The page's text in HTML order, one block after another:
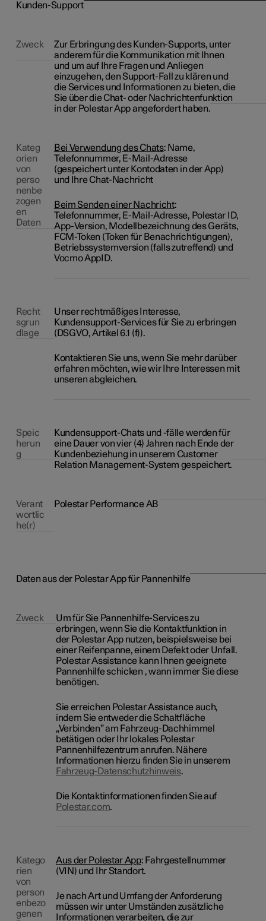
Kunden-Support
Zweck
Zur Erbringung des Kunden-Supports, unter
anderem für die Kommunikation mit Ihnen
und um auf Ihre Fragen und Anliegen
einzugehen, den Support-Fall zu klären und
die Services und Informationen zu bieten, die
Sie über die Chat- oder Nachrichtenfunktion
in der Polestar App angefordert haben.
Kateg
orien
von
perso
nenbe
zogen
en
Daten
Bei Verwendung des Chats: Name,
Telefonnummer, E-Mail-Adresse
(gespeichert unter Kontodaten in der App)
und Ihre Chat-Nachricht
Beim Senden einer Nachricht:
Telefonnummer, E-Mail-Adresse, Polestar ID,
App-Version, Modellbezeichnung des Geräts,
FCM-Token (Token für Benachrichtigungen),
Betriebssystemversion (falls zutreffend) und
Vocmo AppID.
Recht
sgrun
dlage
Unser rechtmäßiges Interesse,
Kundensupport-Services für Sie zu erbringen
(DSGVO, Artikel 6.1 (f)).
Kontaktieren Sie uns, wenn Sie mehr darüber
erfahren möchten, wie wir Ihre Interessen mit
unseren abgleichen.
Speic
herun
g
Kundensupport-Chats und -fälle werden für
eine Dauer von vier (4) Jahren nach Ende der
Kundenbeziehung in unserem Customer
Relation Management-System gespeichert.
Verant
wortlic
he(r)
Polestar Performance AB
Daten aus der Polestar App für Pannenhilfe
Zweck
Um für Sie Pannenhilfe-Services zu
erbringen, wenn Sie die Kontaktfunktion in
der Polestar App nutzen, beispielsweise bei
einer Reifenpanne, einem Defekt oder Unfall.
Polestar Assistance kann Ihnen geeignete
Pannenhilfe schicken , wann immer Sie diese
benötigen.
Sie erreichen Polestar Assistance auch,
indem Sie entweder die Schaltfläche
„Verbinden” am Fahrzeug-Dachhimmel
betätigen oder Ihr lokales Polestar
Pannenhilfezentrum anrufen. Nähere
Informationen hierzu finden Sie in unserem
Fahrzeug-Datenschutzhinweis.
Die Kontaktinformationen finden Sie auf
Polestar.com.
Katego
rien
von
person
enbezo
genen
Aus der Polestar App: Fahrgestellnummer
(VIN) und Ihr Standort.
Je nach Art und Umfang der Anforderung
müssen wir unter Umständen zusätzliche
Informationen verarbeiten, die zur